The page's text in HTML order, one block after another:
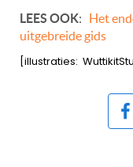
LEES OOK: Het
uitgebreide gids
[illustraties: